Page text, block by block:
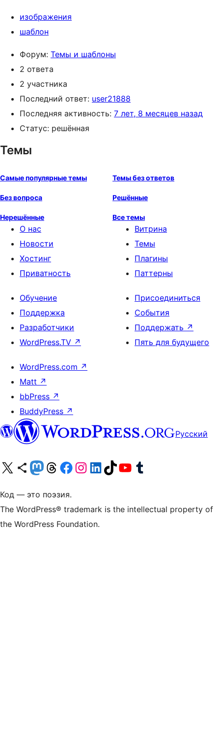
изображения
шаблон
Форум: Темы и шаблоны
2 ответа
2 участника
Последний ответ: user21888
Последняя активность: 7 лет, 8 месяцев назад
Статус: решённая
Темы
Самые популярные темы Темы без ответов
Без вопроса Решённые
Нерешённые Все темы
О нас
Новости
Хостинг
Приватность
Витрина
Темы
Плагины
Паттерны
Обучение
Поддержка
Разработчики
WordPress.TV ↗
Присоединиться
События
Поддержать ↗
Пять для будущего
WordPress.com ↗
Matt ↗
bbPress ↗
BuddyPress ↗
Русский
Посетите нас в X (ранее Twitter)
Посетите нашу учётную запись в Bluesky
Посетите нашу ленту в Mastodon
Посетите нашу учётную запись в Threads
Посетите нашу страницу на Facebook
Посетите наш Instagram
Посетите нашу страницу в LinkedIn
Посетите нашу учётную запись в TikTok
Посетите наш канал YouTube
Посетите нашу учётную запись в Tumblr
Код — это поэзия.
The WordPress® trademark is the intellectual property of
the WordPress Foundation.